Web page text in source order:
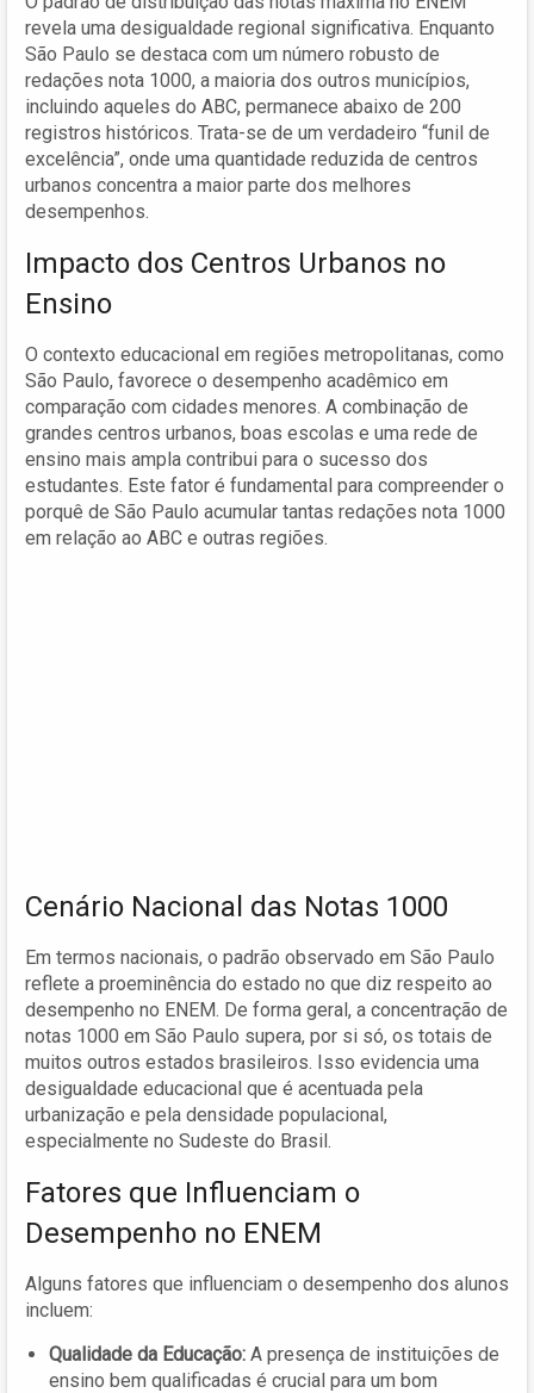
revela uma desigualdade regional significativa. Enquanto
São Paulo se destaca com um número robusto de
redações nota 1000, a maioria dos outros municípios,
incluindo aqueles do ABC, permanece abaixo de 200
registros históricos. Trata-se de um verdadeiro “funil de
excelência”, onde uma quantidade reduzida de centros
urbanos concentra a maior parte dos melhores
desempenhos.
Impacto dos Centros Urbanos no
Ensino
O contexto educacional em regiões metropolitanas, como
São Paulo, favorece o desempenho acadêmico em
comparação com cidades menores. A combinação de
grandes centros urbanos, boas escolas e uma rede de
ensino mais ampla contribui para o sucesso dos
estudantes. Este fator é fundamental para compreender o
porquê de São Paulo acumular tantas redações nota 1000
em relação ao ABC e outras regiões.
Cenário Nacional das Notas 1000
Em termos nacionais, o padrão observado em São Paulo
reflete a proeminência do estado no que diz respeito ao
desempenho no ENEM. De forma geral, a concentração de
notas 1000 em São Paulo supera, por si só, os totais de
muitos outros estados brasileiros. Isso evidencia uma
desigualdade educacional que é acentuada pela
urbanização e pela densidade populacional,
especialmente no Sudeste do Brasil.
Fatores que Influenciam o
Desempenho no ENEM
Alguns fatores que influenciam o desempenho dos alunos
incluem:
Qualidade da Educação: A presença de instituições de
ensino bem qualificadas é crucial para um bom